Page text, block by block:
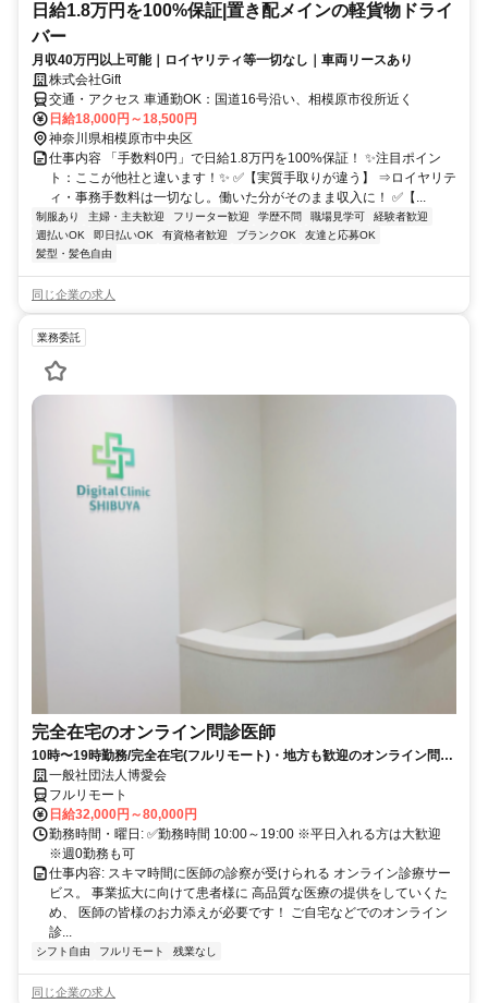
日給1.8万円を100%保証|置き配メインの軽貨物ドライ
バー
月収40万円以上可能｜ロイヤリティ等一切なし｜車両リースあり
株式会社Gift
交通・アクセス 車通勤OK：国道16号沿い、相模原市役所近く
日給18,000円～18,500円
神奈川県相模原市中央区
仕事内容 「手数料0円」で日給1.8万円を100%保証！ ✨注目ポイン
ト：ここが他社と違います！✨ ✅【実質手取りが違う】 ⇒ロイヤリテ
ィ・事務手数料は一切なし。働いた分がそのまま収入に！ ✅【...
制服あり 主婦・主夫歓迎 フリーター歓迎 学歴不問 職場見学可
経験者歓迎
週払いOK
即日払いOK 有資格者歓迎 ブランクOK
友達と応募OK
髪型・髪色自由
同じ企業の求人
業務委託
完全在宅のオンライン問診医師
10時〜19時勤務/完全在宅(フルリモート)・地方も歓迎のオンライン問診
業務一般社団法人博愛会
フルリモート
日給32,000円～80,000円
勤務時間・曜日: ✅勤務時間 10:00～19:00 ※平日入れる方は大歓迎
※週0勤務も可
仕事内容: スキマ時間に医師の診察が受けられる オンライン診療サー
ビス。 事業拡大に向けて患者様に 高品質な医療の提供をしていくた
め、 医師の皆様のお力添えが必要です！ ご自宅などでのオンライン
診...
シフト自由 フルリモート 残業なし
同じ企業の求人